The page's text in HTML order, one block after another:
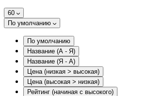
60
По умолчанию
По умолчанию
Название (А - Я)
Название (Я - А)
Цена (низкая > высокая)
Цена (высокая > низкая)
Рейтинг (начиная с высокого)